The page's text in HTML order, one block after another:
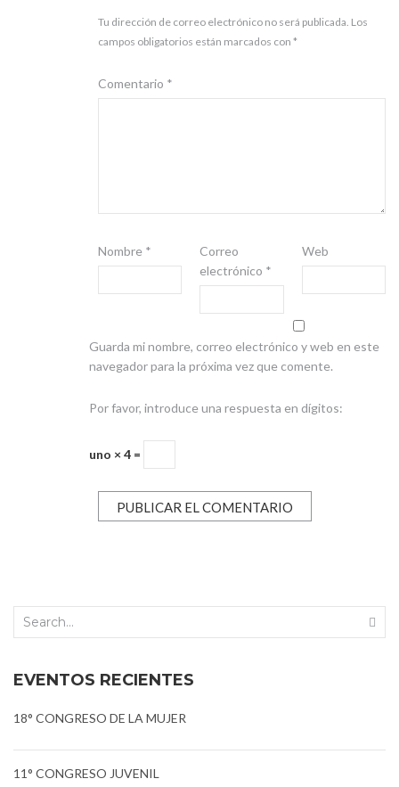
Tu dirección de correo electrónico no será publicada. Los
campos obligatorios están marcados con *
Comentario *
Nombre *
Correo
electrónico *
Web
Guarda mi nombre, correo electrónico y web en este
navegador para la próxima vez que comente.
Por favor, introduce una respuesta en dígitos:
uno × 4 =
EVENTOS RECIENTES
18° CONGRESO DE LA MUJER
11° CONGRESO JUVENIL